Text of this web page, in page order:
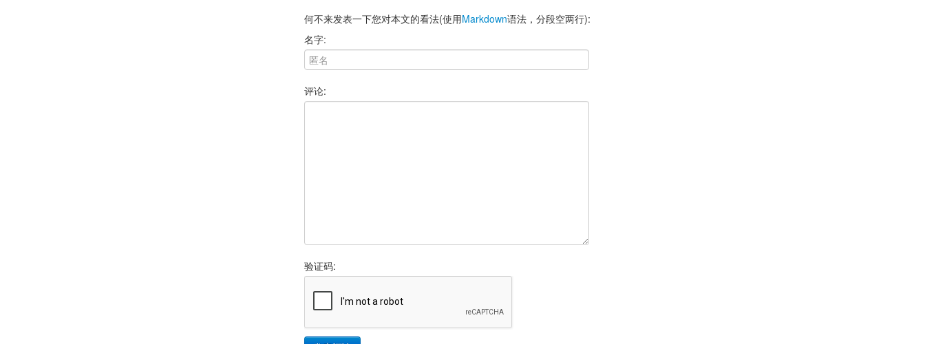
何不来发表一下您对本文的看法(使用Markdown语法，分段空两行):
名字:
评论:
验证码: